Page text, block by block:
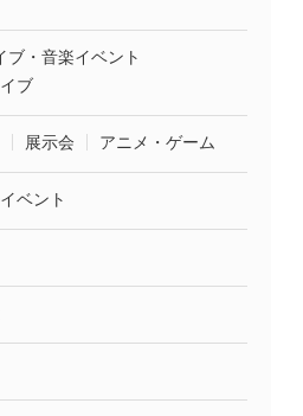
ブ・音楽イベント
ブ
展示会 アニメ・ゲーム
ベント